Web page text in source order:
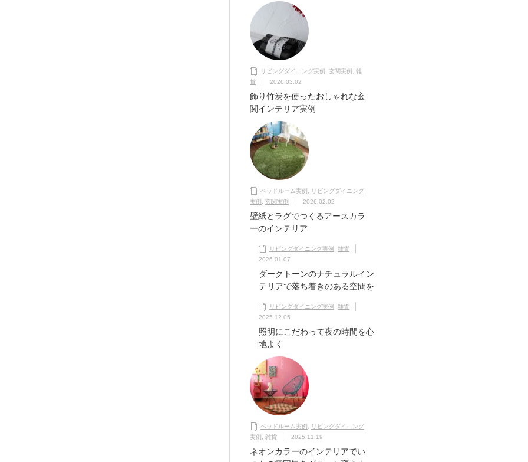
リビングダイニング実例 , 玄関実例 , 雑
貨
2026.03.02
飾り竹炭を使ったおしゃれな玄
関インテリア実例
ベッドルーム実例 , リビングダイニング
実例 , 玄関実例 2026.02.02
壁紙とラグでつくるアースカラ
ーのインテリア
リビングダイニング実例 , 雑貨
2026.01.07
ダークトーンのナチュラルイン
テリアで落ち着きのある空間を
リビングダイニング実例 , 雑貨
2025.12.05
照明にこだわって夜の時間を心
地よく
ベッドルーム実例 , リビングダイニング
実例 , 雑貨 2025.11.19
ネオンカラーのインテリアでい